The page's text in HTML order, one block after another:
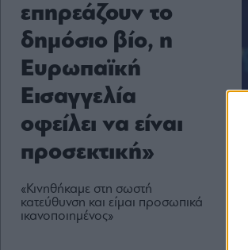
επηρεάζουν το
δημόσιο βίο, η
Ευρωπαϊκή
Εισαγγελία
οφείλει να είναι
προσεκτική»
«Κινηθήκαμε στη σωστή
κατεύθυνση και είμαι προσωπικά
ικανοποιημένος»